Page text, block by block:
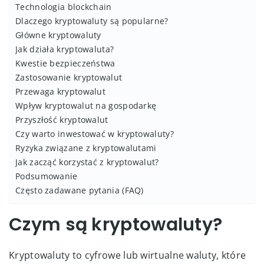
Technologia blockchain
Dlaczego kryptowaluty są popularne?
Główne kryptowaluty
Jak działa kryptowaluta?
Kwestie bezpieczeństwa
Zastosowanie kryptowalut
Przewaga kryptowalut
Wpływ kryptowalut na gospodarkę
Przyszłość kryptowalut
Czy warto inwestować w kryptowaluty?
Ryzyka związane z kryptowalutami
Jak zacząć korzystać z kryptowalut?
Podsumowanie
Często zadawane pytania (FAQ)
Czym są kryptowaluty?
Kryptowaluty to cyfrowe lub wirtualne waluty, które